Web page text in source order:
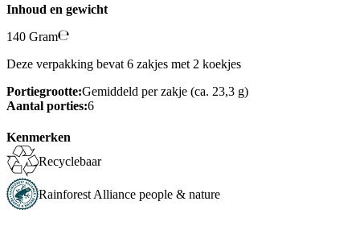
Inhoud en gewicht
140 Gram
Deze verpakking bevat 6 zakjes met 2 koekjes
Portiegrootte:Gemiddeld per zakje (ca. 23,3 g)
Aantal porties:6
Kenmerken
Recyclebaar
Rainforest Alliance people & nature